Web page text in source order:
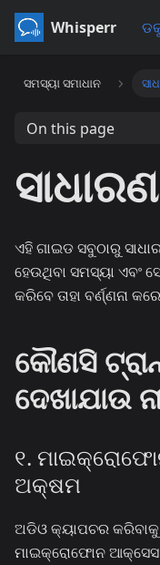
Whisperr
ସମସ୍ୟା ସମାଧାନ
On this page
ଏହି ଗାଇଡ ସବୁଠାରୁ
ହେଉଥିବା ସମସ୍ୟା ଏବଂ
କରିବେ ତାହା ବର୍ଣ୍ଣନା
କୌଣସି
ଦେଖାଯାଉ
୧.
ଅକ୍ଷମ
ଅଡିଓ କ୍ୟାପଚର
ମାଇକ୍ରୋଫୋନ